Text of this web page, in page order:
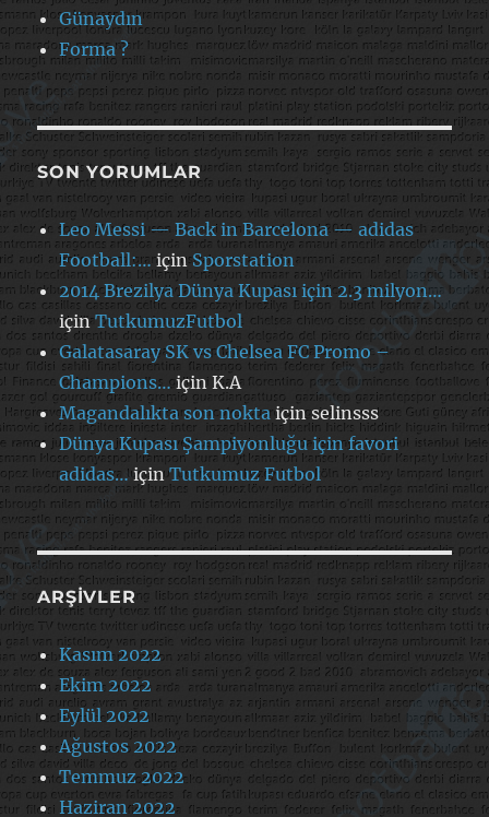
Günaydın
Forma ?
SON YORUMLAR
Leo Messi — Back in Barcelona — adidas
Football:…içinSporstation
2014 Brezilya Dünya Kupası için 2.3 milyon…
içinTutkumuzFutbol
Galatasaray SK vs Chelsea FC Promo –
Champions…içinK.A
Magandalıkta son nokta içinselinsss
Dünya Kupası Şampiyonluğu için favori
adidas…içinTutkumuz Futbol
ARŞIVLER
Kasım 2022
Ekim 2022
Eylül 2022
Ağustos 2022
Temmuz 2022
Haziran 2022